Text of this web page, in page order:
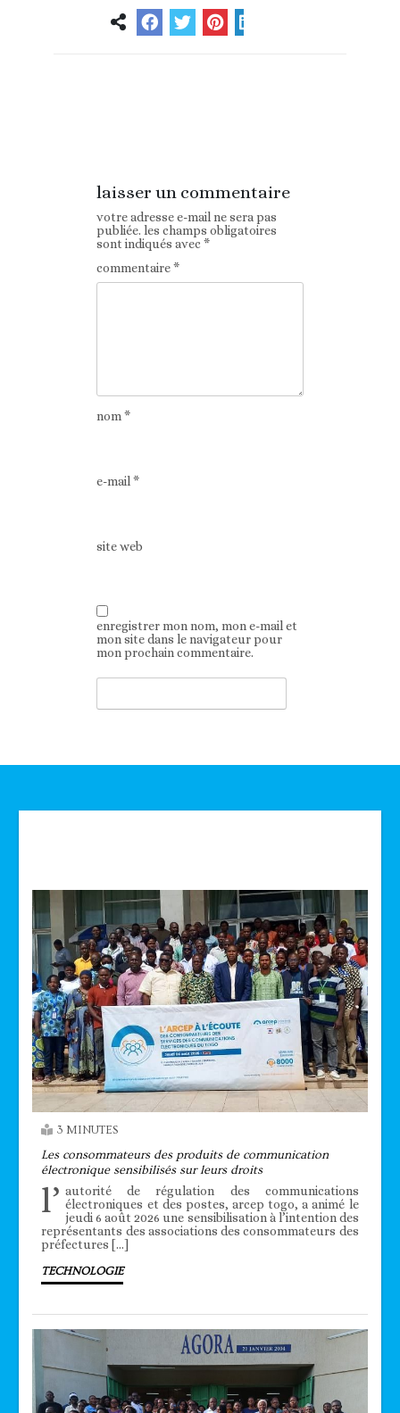
laisser un commentaire
votre adresse e-mail ne sera pas
publiée. les champs obligatoires
sont indiqués avec*
commentaire*
nom*
e-mail*
site web
enregistrer mon nom, mon e-mail et
mon site dans le navigateur pour
mon prochain commentaire.
3 MINUTES
Les consommateurs des produits de communication
électronique sensibilisés sur leurs droits
l’ autorité de régulation des communications
électroniques et des postes, arcep togo, a animé le
jeudi 6 août 2026 une sensibilisation à l’intention des
représentants des associations des consommateurs des
préfectures […]
TECHNOLOGIE